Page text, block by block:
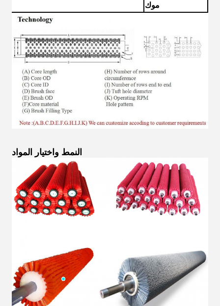
موك
النمط واختيار المواد